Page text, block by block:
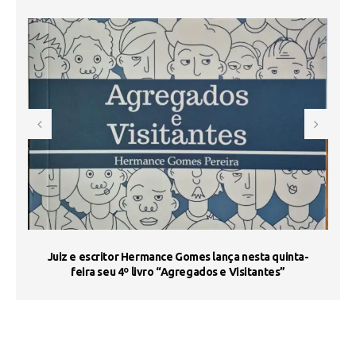
Juiz e escritor Hermance Gomes lança nesta quinta-
feira seu 4º livro “Agregados e Visitantes”